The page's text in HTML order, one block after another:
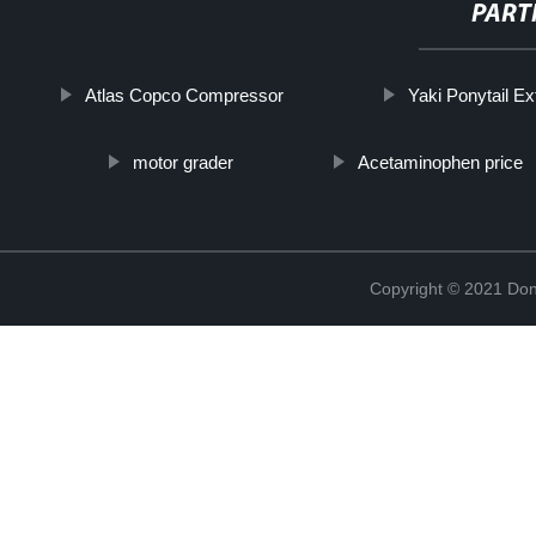
Atlas Copco Compressor Yaki Ponytail
motor grader Acetaminophen price
Copyright © 2021